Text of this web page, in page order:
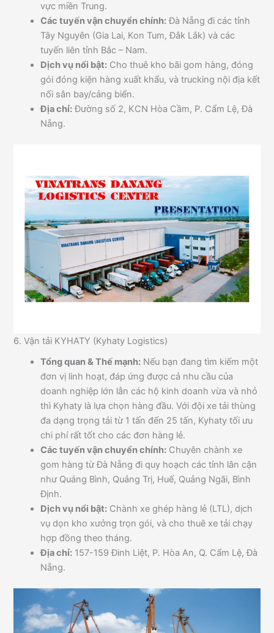
vực miền Trung.
Các tuyến vận chuyển chính:Đà Nẵng đi các tỉnh
Tây Nguyên (Gia Lai, Kon Tum, Đắk Lắk) và các
tuyến liên tỉnh Bắc – Nam.
Dịch vụ nổi bật: Cho thuê kho bãi gom hàng, đóng
gói đóng kiện hàng xuất khẩu, và trucking nội địa kết
nối sân bay/cảng biển.
Địa chỉ:Đường số 2, KCN Hòa Cầm, P. Cẩm Lệ, Đà
Nẵng.
6. Vận tải KYHATY (Kyhaty Logistics)
Tổng quan & Thế mạnh: Nếu bạn đang tìm kiếm một
đơn vị linh hoạt, đáp ứng được cả nhu cầu của
doanh nghiệp lớn lẫn các hộ kinh doanh vừa và nhỏ
thì Kyhaty là lựa chọn hàng đầu. Với đội xe tải thùng
đa dạng trọng tải từ 1 tấn đến 25 tấn, Kyhaty tối ưu
chi phí rất tốt cho các đơn hàng lẻ.
Các tuyến vận chuyển chính: Chuyên chành xe
gom hàng từ Đà Nẵng đi quy hoạch các tỉnh lân cận
như Quảng Bình, Quảng Trị, Huế, Quảng Ngãi, Bình
Định.
Dịch vụ nổi bật: Chành xe ghép hàng lẻ (LTL), dịch
vụ dọn kho xưởng trọn gói, và cho thuê xe tải chạy
hợp đồng theo tháng.
Địa chỉ: 157-159 Đinh Liệt, P. Hòa An, Q. Cẩm Lệ, Đà
Nẵng.